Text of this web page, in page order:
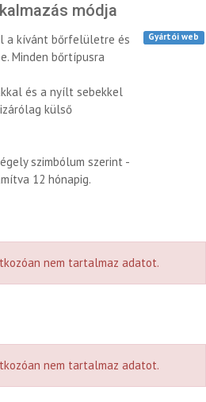
módja
a kívánt bőrfelületre és
Minden bőrtípusra
és a nyílt sebekkel
külső
szimbólum szerint -
12 hónapig.
Gyártói web
nem tartalmaz adatot.
nem tartalmaz adatot.